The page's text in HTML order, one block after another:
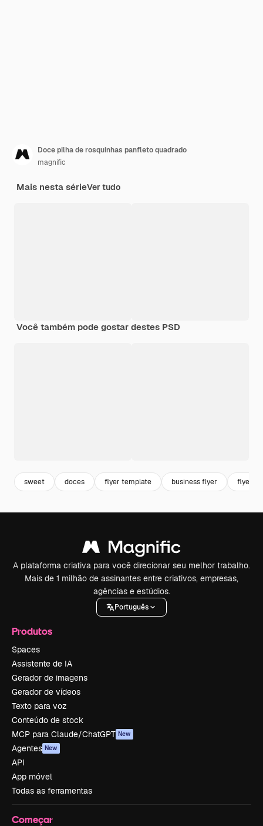
Doce pilha de rosquinhas panfleto quadrado
magnific
Mais nesta sérieVer tudo
Você também pode gostar destes PSD
sweet doces flyer template business flyer flyer
A plataforma criativa para você direcionar seu melhor trabalho.
Mais de 1 milhão de assinantes entre criativos, empresas,
agências e estúdios.
Português
Produtos
Spaces
Assistente de IA
Gerador de imagens
Gerador de vídeos
Texto para voz
Conteúdo de stock
MCP para Claude/ChatGPT New
Agentes New
API
App móvel
Todas as ferramentas
Começar